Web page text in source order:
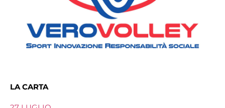
LA CARTA